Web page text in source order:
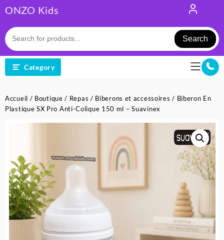
to
content
ONZO Kids
Search
Category
Accueil / Boutique / Repas / Biberons et accessoires / Biberon En
Plastique SX Pro Anti-Colique 150 ml – Suavinex